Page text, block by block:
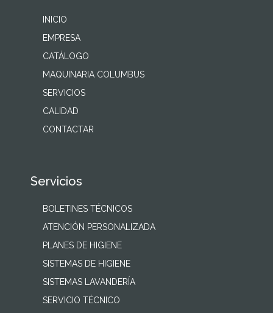
INICIO
EMPRESA
CATÁLOGO
MAQUINARIA COLUMBUS
SERVICIOS
CALIDAD
CONTACTAR
Servicios
BOLETINES TÉCNICOS
ATENCIÓN PERSONALIZADA
PLANES DE HIGIENE
SISTEMAS DE HIGIENE
SISTEMAS LAVANDERÍA
SERVICIO TÉCNICO